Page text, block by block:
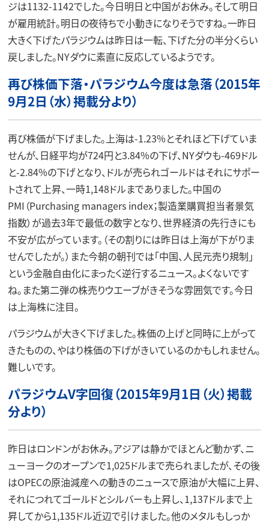
ジは1132-1142でした。今日明日と中国がお休み。そして明日
が雇用統計。明日の夜待ちで小動きになりそうですね。一昨日
大きく下げたパラジウムは昨日は一転、下げた分の半分くらい
戻しました。NYダウに素直に反応しているようです。
再び株価下落・パラジウム今度は急落（2015年
9月2日（水）掲載分より）
再び株価が下げました。上海は-1.23%とそれほど下げていま
せんが、日経平均が724円と3.84%の下げ、NYダウも-469ドル
と-2.84%の下げとなり、ドルが売られゴールドはそれにサポー
トされて上昇、一時1,148ドルまでありました。中国の
PMI（Purchasing managers index；製造業購買担当者景気
指数）が過去3年で最低の数字となり、世界経済の先行きにも
不安が広がっています。（その割りには昨日は上海が下がりま
せんでしたが。）また今朝の朝刊では「中国、人民元売り規制」
という金融自由化にまったく逆行するニュース。よくないです
ね。また第二弾の株売りウエーブがきそうな雰囲気です。今日
は上海株に注目。
パラジウムが大きく下げました。株価の上げと同時に上がって
きたものの、やはり株価の下げがきいているのかもしれません。
難しいです。
パラジウムV字回復（2015年9月1日（火）掲載
分より）
昨日はロンドンがお休み。アジアは静かでほとんど動かず、ニ
ューヨークのオープンで1,025ドルまで売られましたが、その後
はOPECの原油減産への動きのニュースで原油が大幅に上昇、
それにつれてゴールドとシルバーも上昇し、1,137ドルまで上
昇してから1,135ドル近辺で引けました。他のメタルもしっか